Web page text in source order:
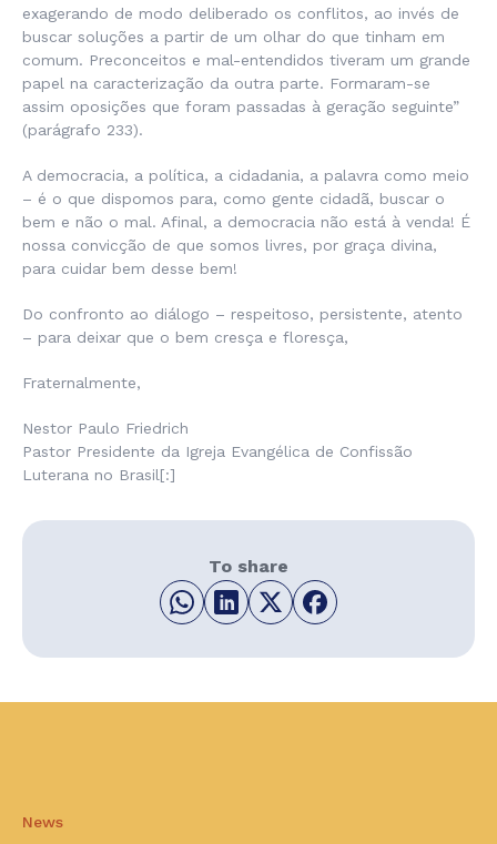
exagerando de modo deliberado os conflitos, ao invés de
buscar soluções a partir de um olhar do que tinham em
comum. Preconceitos e mal-entendidos tiveram um grande
papel na caracterização da outra parte. Formaram-se
assim oposições que foram passadas à geração seguinte”
(parágrafo 233).
A democracia, a política, a cidadania, a palavra como meio
– é o que dispomos para, como gente cidadã, buscar o
bem e não o mal. Afinal, a democracia não está à venda! É
nossa convicção de que somos livres, por graça divina,
para cuidar bem desse bem!
Do confronto ao diálogo – respeitoso, persistente, atento
– para deixar que o bem cresça e floresça,
Fraternalmente,
Nestor Paulo Friedrich
Pastor Presidente da Igreja Evangélica de Confissão
Luterana no Brasil[:]
To share
News